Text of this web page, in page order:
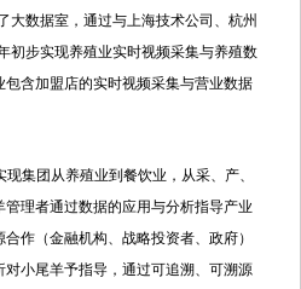
大数据室，通过与上海技术公司、杭州
初步实现养殖业实时视频采集与养殖数
含加盟店的实时视频采集与营业数据
集团从养殖业到餐饮业，从采、产、
理者通过数据的应用与分析指导产业
作（金融机构、战略投资者、政府）
小尾羊予指导，通过可追溯、可溯源